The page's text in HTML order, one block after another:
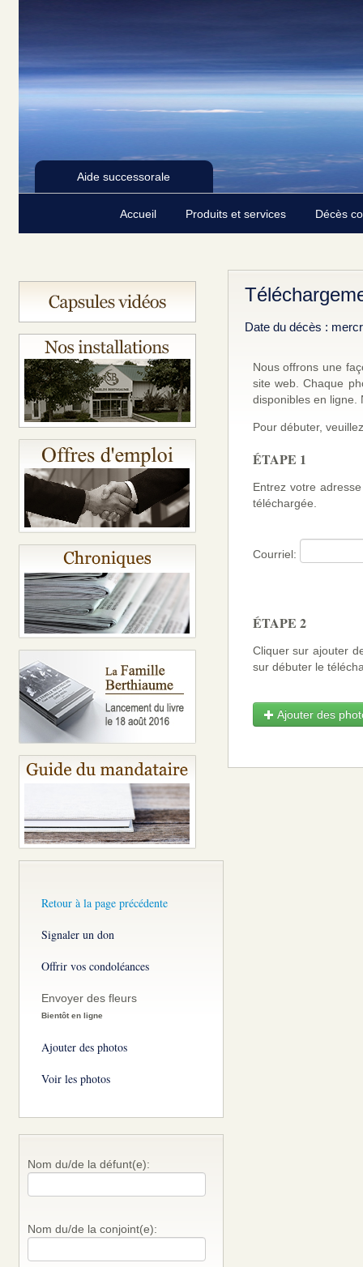
Aide successorale
Accueil Produits et services Décès
Retour à la page précédente
Signaler un don
Offrir vos condoléances
Envoyer des fleurs
Bientôt en ligne
Ajouter des photos
Voir les photos
Nom du/de la défunt(e):
Nom du/de la conjoint(e):
Date du décès :
Nous offrons une
site web. Chaque
disponibles en ligne.
Pour débuter,
ÉTAPE 1
Entrez votre
téléchargée.
Courriel:
ÉTAPE 2
Cliquer sur ajouter
sur débuter le
Ajouter des